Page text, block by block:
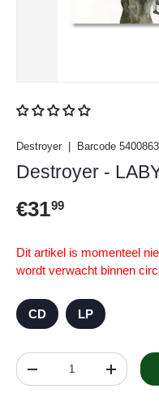
Destroyer Barcode
Destroyer -
Reguliere prijs
€3199
Dit artikel is momenteel
wordt verwacht binnen
CD LP
Aantal
Verlaag de hoeveelheid
Verhoog